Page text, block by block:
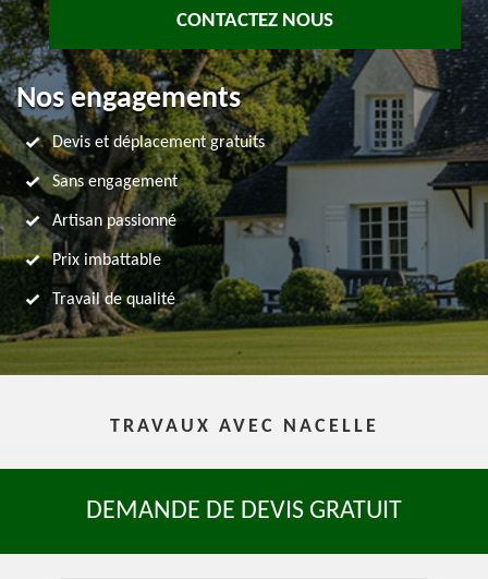
CONTACTEZ NOUS
Nos engagements
Devis et déplacement gratuits
Sans engagement
Artisan passionné
Prix imbattable
Travail de qualité
TRAVAUX AVEC NACELLE
DEMANDE DE DEVIS GRATUIT